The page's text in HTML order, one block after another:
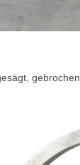
gebrochen